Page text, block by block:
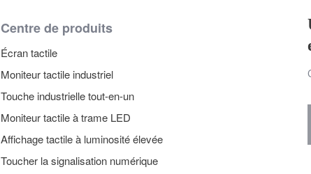
Centre de produits
Écran tactile
Moniteur tactile industriel
Touche industrielle tout-en-un
Moniteur tactile à trame LED
Affichage tactile à luminosité élevée
Toucher la signalisation numérique